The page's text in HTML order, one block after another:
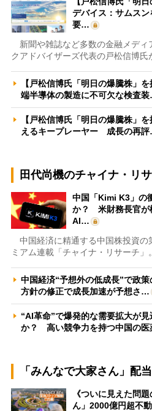
デバイス：サムス
要…
新聞や雑誌など多数の金融メディ
クアドバイザーズ代表の戸松信博氏
【戸松信博氏「明日の爆騰株」
端半導体の製造に不可欠な検査
【戸松信博氏「明日の爆騰株」
えるキープレーヤー 成長の再
田代尚機のチャイナ・リ
中国「Kimi K3」の
か？ 米財務長官が
AI…
中国経済に精通する中国株投資の
ミアム連載「チャイナ・リサーチ」
中国経済“予想外の低成長”で政
方針の修正で成長加速が予想さ…
“AI革命”で爆発的な需要拡大が
か？ 高い競争力を持つ中国の
「みんなで大家さん」配
《ついに見えた問
ん」2000億円超不